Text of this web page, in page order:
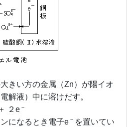
きい方の金属（Zn）が陽イオ
解液）中に溶けだす。
＋ ２e －
なるとき電子e － を置いてい